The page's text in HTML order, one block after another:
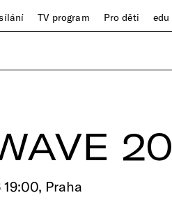
TV program Pro děti edu
20
19:00, Praha